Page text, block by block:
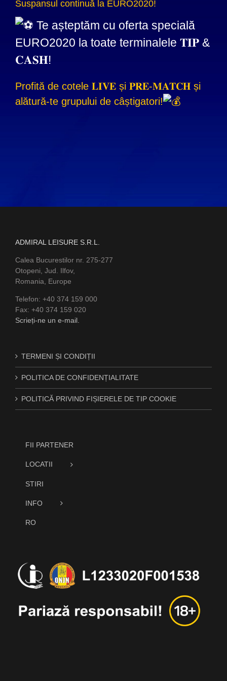
Suspansul continuă la EURO2020!
Te așteptăm cu oferta specială
EURO2020 la toate terminalele 𝐓𝐈𝐏 &
𝐂𝐀𝐒𝐇!
Profită de cotele 𝐋𝐈𝐕𝐄 și 𝐏𝐑𝐄-𝐌𝐀𝐓𝐂𝐇 și
alătură-te grupului de câștigatori!
ADMIRAL LEISURE S.R.L.
Calea Bucurestilor nr. 275-277
Otopeni, Jud. Ilfov,
Romania, Europe
Telefon: +40 374 159 000
Fax: +40 374 159 020
Scrieți-ne un e-mail.
TERMENI ȘI CONDIȚII
POLITICA DE CONFIDENȚIALITATE
POLITICĂ PRIVIND FIȘIERELE DE TIP COOKIE
FII PARTENER
LOCATII
STIRI
INFO
RO